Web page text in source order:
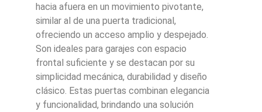
hacia afuera en un movimiento pivotante,
similar al de una puerta tradicional,
ofreciendo un acceso amplio y despejado.
Son ideales para garajes con espacio
frontal suficiente y se destacan por su
simplicidad mecánica, durabilidad y diseño
clásico. Estas puertas combinan elegancia
y funcionalidad, brindando una solución